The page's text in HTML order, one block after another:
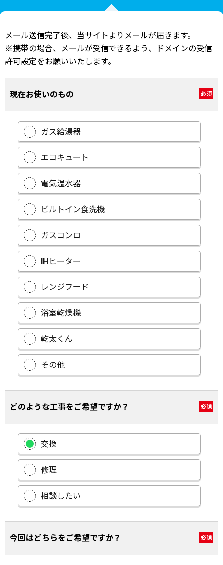
メール送信完了後、当サイトよりメールが届きます。
※携帯の場合、メールが受信できるよう、ドメインの受信
許可設定をお願いいたします。
現在お使いのもの 必須
ガス給湯器
エコキュート
電気温水器
ビルトイン食洗機
ガスコンロ
IHヒーター
レンジフード
浴室乾燥機
乾太くん
その他
どのような工事をご希望ですか？ 必須
交換
修理
相談したい
今回はどちらをご希望ですか？ 必須